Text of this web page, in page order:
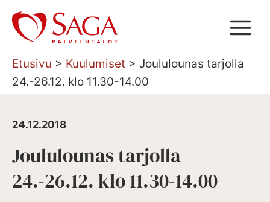
Siirry
sisältöön
Etusivu > Kuulumiset > Joululounas tarjolla
24.-26.12. klo 11.30-14.00
24.12.2018
Joululounas tarjolla
24.-26.12. klo 11.30-14.00